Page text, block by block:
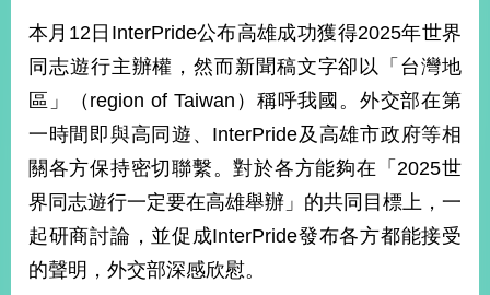
頁
站
導
覽
關
於
本
部
新
聞
中
心
外
本月12日InterPride公布高雄成功獲得2025年世界
同志遊行主辦權，然而新聞稿文字卻以「台灣地
區」（region of Taiwan）稱呼我國。外交部在第
一時間即與高同遊、InterPride及高雄市政府等相
關各方保持密切聯繫。對於各方能夠在「2025世
界同志遊行一定要在高雄舉辦」的共同目標上，一
起研商討論，並促成InterPride發布各方都能接受
的聲明，外交部深感欣慰。